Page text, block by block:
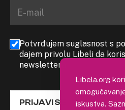
Potvrđujem suglasnost s
dajem privolu Libeli da
newslettera
PRIJAVI SE
Libela.org
iskustva.